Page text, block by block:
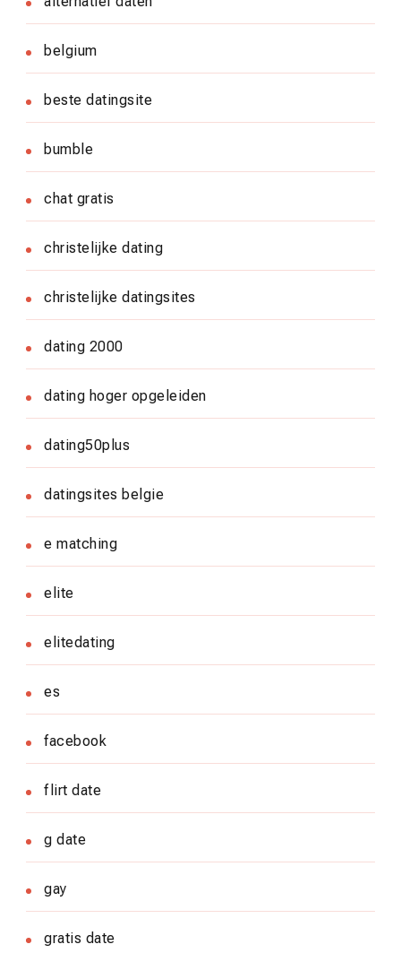
belgium
beste datingsite
bumble
chat gratis
christelijke dating
christelijke datingsites
dating 2000
dating hoger opgeleiden
dating50plus
datingsites belgie
e matching
elite
elitedating
es
facebook
flirt date
g date
gay
gratis date